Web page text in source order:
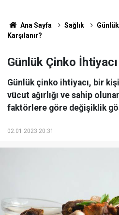
Ana Sayfa Sağlık
Karşılanır?
Günlük Çinko İhtiyacı
Günlük çinko ihtiyacı, bir
vücut ağırlığı ve sahip
faktörlere göre değişiklik
02.01.2023 20:31